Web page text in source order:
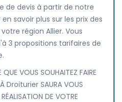
de devis à partir de notre
savoir plus sur les prix des
région Allier. Vous
3 propositions tarifaires de
QUE VOUS SOUHAITEZ FAIRE
À Droiturier SAURA VOUS
DE VOTRE